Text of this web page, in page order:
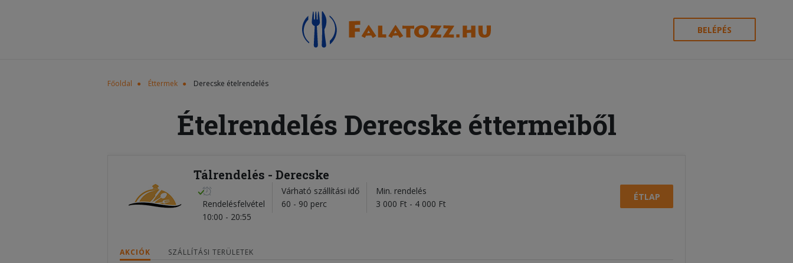
BELÉPÉS
Főoldal Éttermek Derecske ételrendelés
Ételrendelés Derecske éttermeiből
Tálrendelés - Derecske
Rendelésfelvétel
10:00 - 20:55
Várható szállítási idő
60 - 90 perc
Min. rendelés
3 000 Ft - 4 000 Ft
ÉTLAP
AKCIÓK SZÁLLÍTÁSI TERÜLETEK